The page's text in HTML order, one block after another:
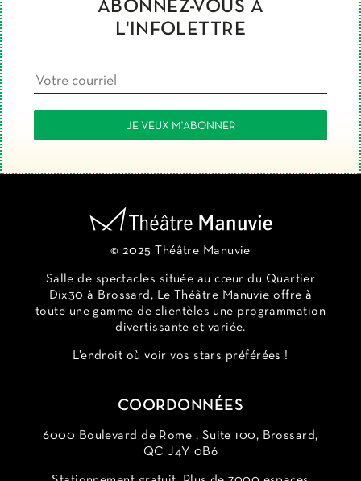
ABONNEZ-VOUS À
L'INFOLETTRE
© 2025 Théâtre Manuvie
Salle de spectacles située au cœur du Quartier
Dix30 à Brossard, Le Théâtre Manuvie offre à
toute une gamme de clientèles une programmation
divertissante et variée.
L’endroit où voir vos stars préférées !
COORDONNÉES
6000 Boulevard de Rome , Suite 100, Brossard,
QC J4Y 0B6